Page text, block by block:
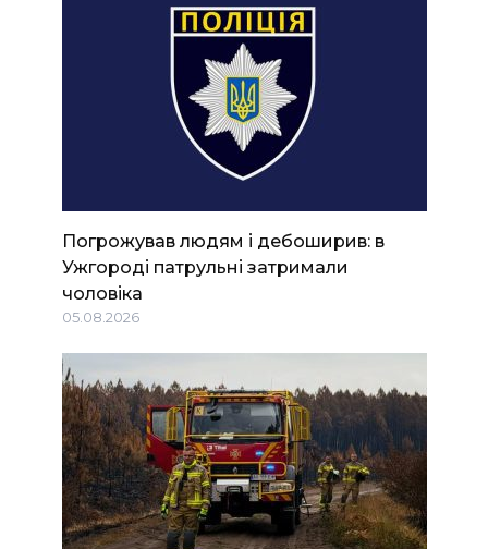
Погрожував людям і дебоширив: в
Ужгороді патрульні затримали
чоловіка
05.08.2026